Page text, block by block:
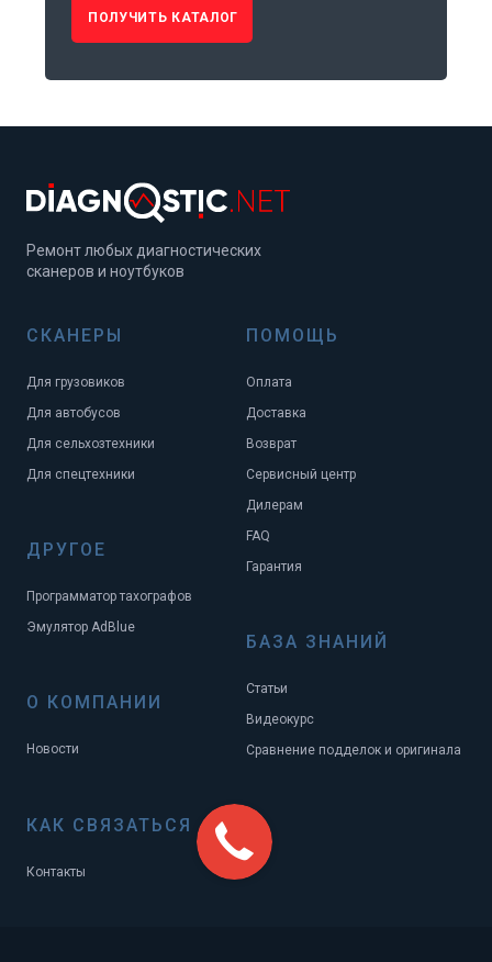
ПОЛУЧИТЬ КАТАЛОГ
Ремонт любых диагностических
сканеров и ноутбуков
СКАНЕРЫ
Для грузовиков
Для автобусов
Для сельхозтехники
Для спецтехники
ДРУГОЕ
Программатор тахографов
Эмулятор AdBlue
О КОМПАНИИ
Новости
ПОМОЩЬ
Оплата
Доставка
Возврат
Сервисный центр
Дилерам
FAQ
Гарантия
БАЗА ЗНАНИЙ
Статьи
Видеокурс
Сравнение подделок и оригинала
КАК СВЯЗАТЬСЯ
Контакты